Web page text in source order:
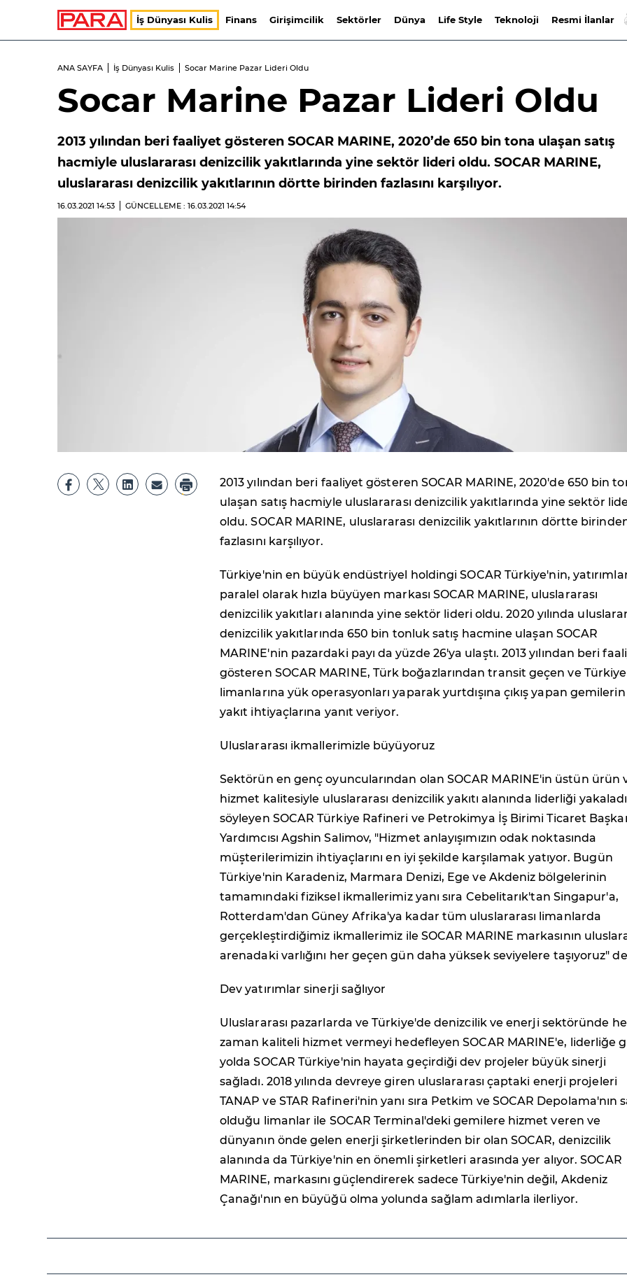
İş Dünyası Kulis Finans Girişimcilik Sektörler Dünya Life Style Teknoloji Resmi İlanlar
ANA SAYFA İş Dünyası Kulis Socar Marine Pazar Lideri Oldu
Socar Marine Pazar Lideri Oldu
2013 yılından beri faaliyet gösteren SOCAR MARINE, 2020’de 650 bin tona ulaşan satış
hacmiyle uluslararası denizcilik yakıtlarında yine sektör lideri oldu. SOCAR MARINE,
uluslararası denizcilik yakıtlarının dörtte birinden fazlasını karşılıyor.
16.03.2021 14:53 GÜNCELLEME : 16.03.2021 14:54
2013 yılından beri faaliyet gösteren SOCAR MARINE, 2020'de 650 bin
ulaşan satış hacmiyle uluslararası denizcilik yakıtlarında yine sektör
oldu. SOCAR MARINE, uluslararası denizcilik yakıtlarının dörtte
fazlasını karşılıyor.
Türkiye'nin en büyük endüstriyel holdingi SOCAR Türkiye'nin,
paralel olarak hızla büyüyen markası SOCAR MARINE, uluslararası
denizcilik yakıtları alanında yine sektör lideri oldu. 2020 yılında
denizcilik yakıtlarında 650 bin tonluk satış hacmine ulaşan SOCAR
MARINE'nin pazardaki payı da yüzde 26'ya ulaştı. 2013 yılından beri
gösteren SOCAR MARINE, Türk boğazlarından transit geçen ve Türkiye
limanlarına yük operasyonları yaparak yurtdışına çıkış yapan gemilerin
yakıt ihtiyaçlarına yanıt veriyor.
Uluslararası ikmallerimizle büyüyoruz
Sektörün en genç oyuncularından olan SOCAR MARINE'in üstün ürün
hizmet kalitesiyle uluslararası denizcilik yakıtı alanında liderliği
söyleyen SOCAR Türkiye Rafineri ve Petrokimya İş Birimi Ticaret
Yardımcısı Agshin Salimov, "Hizmet anlayışımızın odak noktasında
müşterilerimizin ihtiyaçlarını en iyi şekilde karşılamak yatıyor. Bugün
Türkiye'nin Karadeniz, Marmara Denizi, Ege ve Akdeniz bölgelerinin
tamamındaki fiziksel ikmallerimiz yanı sıra Cebelitarık'tan Singapur'a,
Rotterdam'dan Güney Afrika'ya kadar tüm uluslararası limanlarda
gerçekleştirdiğimiz ikmallerimiz ile SOCAR MARINE markasının
arenadaki varlığını her geçen gün daha yüksek seviyelere taşıyoruz"
Dev yatırımlar sinerji sağlıyor
Uluslararası pazarlarda ve Türkiye'de denizcilik ve enerji sektöründe
zaman kaliteli hizmet vermeyi hedefleyen SOCAR MARINE'e, liderliğe
yolda SOCAR Türkiye'nin hayata geçirdiği dev projeler büyük sinerji
sağladı. 2018 yılında devreye giren uluslararası çaptaki enerji projeleri
TANAP ve STAR Rafineri'nin yanı sıra Petkim ve SOCAR Depolama'nın
olduğu limanlar ile SOCAR Terminal'deki gemilere hizmet veren ve
dünyanın önde gelen enerji şirketlerinden bir olan SOCAR, denizcilik
alanında da Türkiye'nin en önemli şirketleri arasında yer alıyor. SOCAR
MARINE, markasını güçlendirerek sadece Türkiye'nin değil, Akdeniz
Çanağı'nın en büyüğü olma yolunda sağlam adımlarla ilerliyor.